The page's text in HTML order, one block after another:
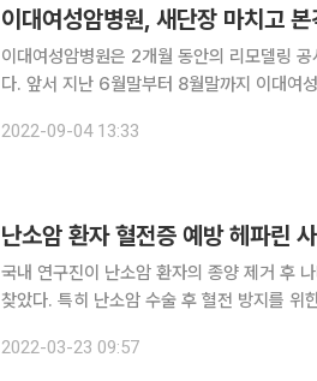
이대여성암병원, 새단장 마치고
이대여성암병원은 2개월 동안의 리모델링
다. 앞서 지난 6월말부터 8월말까지 이대여성암병원은 진료실 및 센터확대 운영을 위한 리모델링
2022-09-04 13:33
난소암 환자 혈전증 예방 헤파린
국내 연구진이 난소암 환자의 종양 제거 후
찾았다. 특히 난소암 수술 후 혈전 방지를 위
월까지 세브란스병원에서 난소암으로 종양
2022-03-23 09:57